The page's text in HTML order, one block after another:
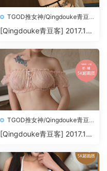
TGOD推女神/Qingdouke青豆
客
[Qingdouke青豆客] 2017.11.
TGOD推女神/Qingdouke青豆
客
[Qingdouke青豆客] 2017.11.